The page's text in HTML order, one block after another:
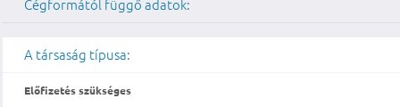
Cégformától függő adatok:
A társaság típusa:
Előfizetés szükséges